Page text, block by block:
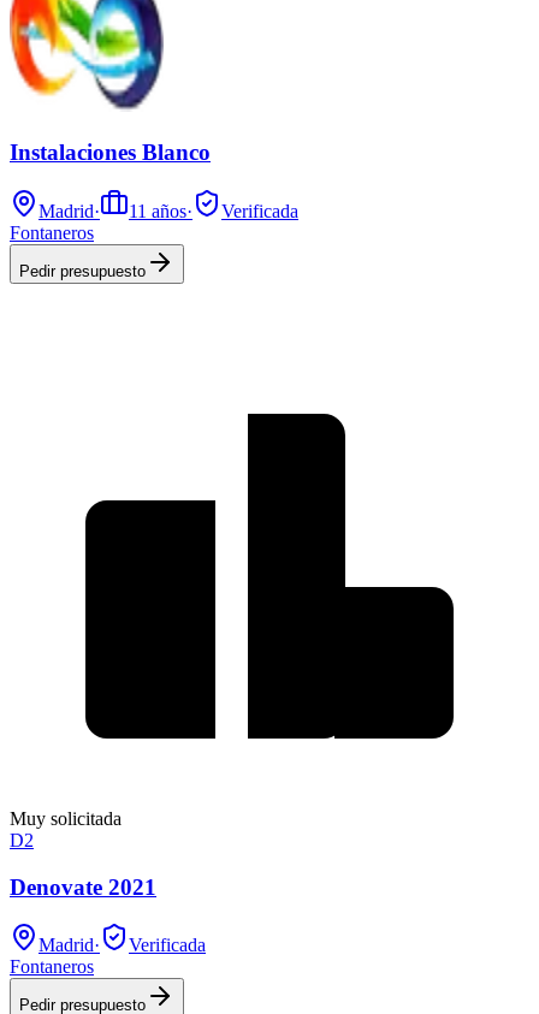
Instalaciones Blanco
Madrid· 11 años·
Verificada
Fontaneros
Pedir presupuesto
Muy solicitada
D2
Denovate 2021
Madrid·
Verificada
Fontaneros
Pedir presupuesto